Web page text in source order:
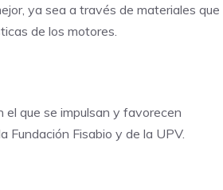
ya sea a través de materiales que
de los motores.
el que se impulsan y favorecen
Fundación Fisabio y de la UPV.